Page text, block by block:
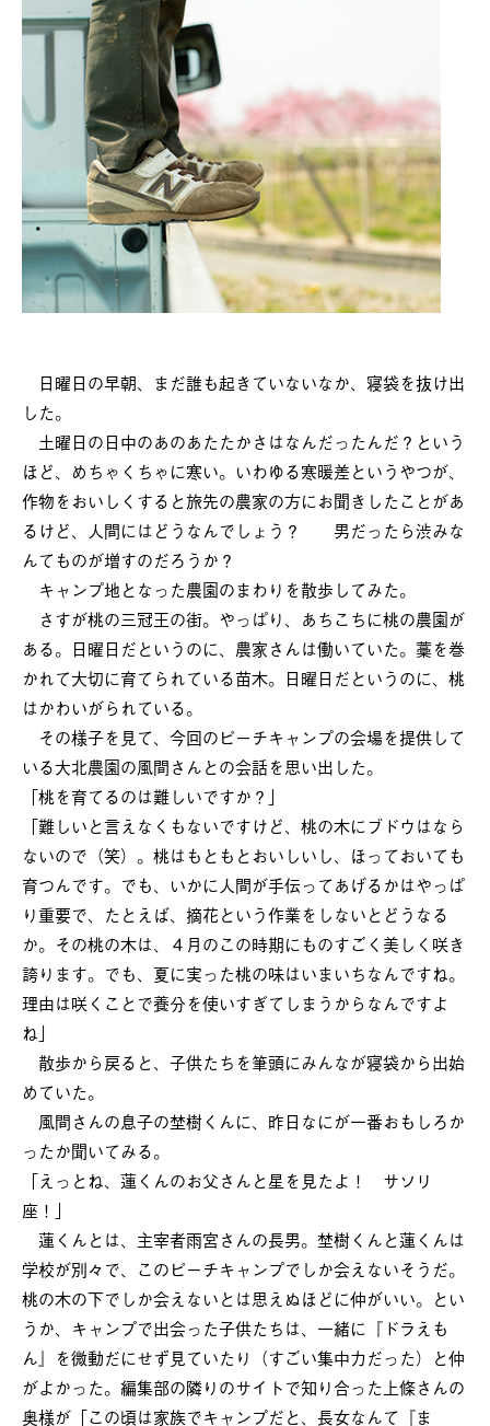
日曜日の早朝、まだ誰も起きていないなか、寝袋を抜け出
した。
土曜日の日中のあのあたたかさはなんだったんだ？という
ほど、めちゃくちゃに寒い。いわゆる寒暖差というやつが、
作物をおいしくすると旅先の農家の方にお聞きしたことがあ
るけど、人間にはどうなんでしょう？ 男だったら渋みな
んてものが増すのだろうか？
キャンプ地となった農園のまわりを散歩してみた。
さすが桃の三冠王の街。やっぱり、あちこちに桃の農園が
ある。日曜日だというのに、農家さんは働いていた。藁を巻
かれて大切に育てられている苗木。日曜日だというのに、桃
はかわいがられている。
その様子を見て、今回のピーチキャンプの会場を提供して
いる大北農園の風間さんとの会話を思い出した。
「桃を育てるのは難しいですか？」
「難しいと言えなくもないですけど、桃の木にブドウはなら
ないので（笑）。桃はもともとおいしいし、ほっておいても
育つんです。でも、いかに人間が手伝ってあげるかはやっぱ
り重要で、たとえば、摘花という作業をしないとどうなる
か。その桃の木は、４月のこの時期にものすごく美しく咲き
誇ります。でも、夏に実った桃の味はいまいちなんですね。
理由は咲くことで養分を使いすぎてしまうからなんですよ
ね」
散歩から戻ると、子供たちを筆頭にみんなが寝袋から出始
めていた。
風間さんの息子の埜樹くんに、昨日なにが一番おもしろか
ったか聞いてみる。
「えっとね、蓮くんのお父さんと星を見たよ！ サソリ
座！」
蓮くんとは、主宰者雨宮さんの長男。埜樹くんと蓮くんは
学校が別々で、このピーチキャンプでしか会えないそうだ。
桃の木の下でしか会えないとは思えぬほどに仲がいい。とい
うか、キャンプで出会った子供たちは、一緒に『ドラえも
ん』を微動だにせず見ていたり（すごい集中力だった）と仲
がよかった。編集部の隣りのサイトで知り合った上條さんの
奥様が「この頃は家族でキャンプだと、長女なんて『ま